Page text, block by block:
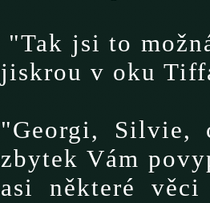
"Tak jsi to
jiskrou v oku
"Georgi, Silvie,
zbytek Vám
asi některé